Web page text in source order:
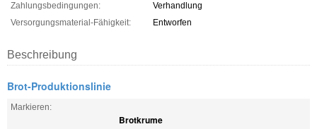
Zahlungsbedingungen:
Verhandlung
Versorgungsmaterial-Fähigkeit:
Entworfen
Beschreibung
Brot-Produktionslinie
Markieren:
Brotkrume